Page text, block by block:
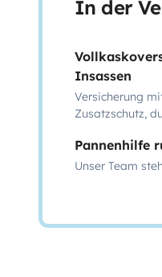
In der
Insassen
Versicherung
Zusatzschutz,
Pannenhilfe
Unser Team